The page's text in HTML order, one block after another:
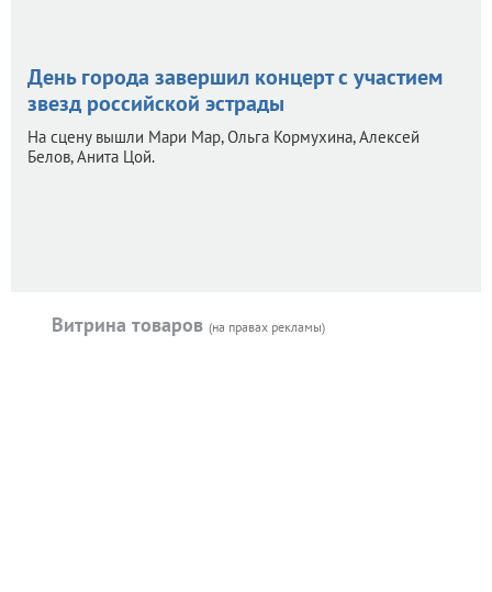
День города завершил концерт с участием
звезд российской эстрады
На сцену вышли Мари Мар, Ольга Кормухина, Алексей
Белов, Анита Цой.
Витрина товаров (на правах рекламы)